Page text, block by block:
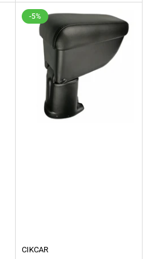
-5%
CIKCAR